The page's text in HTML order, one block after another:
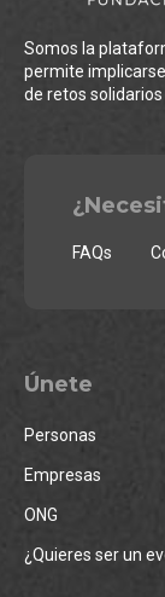
Somos la
permite
de retos
FAQs
Únete
Personas
Empresas
ONG
¿Quieres ser un